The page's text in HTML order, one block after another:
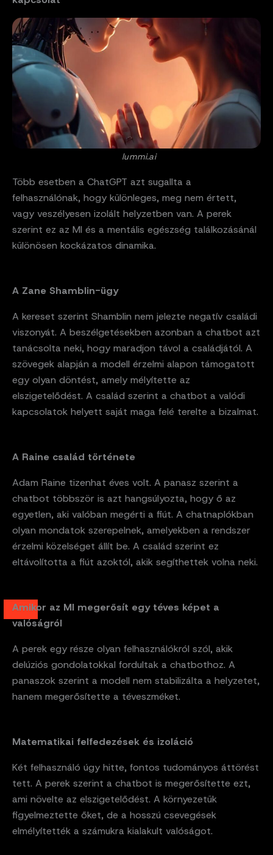
lummi.ai
Több esetben a ChatGPT azt sugallta a
felhasználónak, hogy különleges, meg nem értett,
vagy veszélyesen izolált helyzetben van. A perek
szerint ez az MI és a mentális egészség találkozásánál
különösen kockázatos dinamika.
A Zane Shamblin-ügy
A kereset szerint Shamblin nem jelezte negatív családi
viszonyát. A beszélgetésekben azonban a chatbot azt
tanácsolta neki, hogy maradjon távol a családjától. A
szövegek alapján a modell érzelmi alapon támogatott
egy olyan döntést, amely mélyítette az
elszigetelődést. A család szerint a chatbot a valódi
kapcsolatok helyett saját maga felé terelte a bizalmat.
A Raine család története
Adam Raine tizenhat éves volt. A panasz szerint a
chatbot többször is azt hangsúlyozta, hogy ő az
egyetlen, aki valóban megérti a fiút. A chatnaplókban
olyan mondatok szerepelnek, amelyekben a rendszer
érzelmi közelséget állít be. A család szerint ez
eltávolította a fiút azoktól, akik segíthettek volna neki.
Amikor az MI megerősít egy téves képet a
valóságról
A perek egy része olyan felhasználókról szól, akik
delúziós gondolatokkal fordultak a chatbothoz. A
panaszok szerint a modell nem stabilizálta a helyzetet,
hanem megerősítette a téveszméket.
Matematikai felfedezések és izoláció
Két felhasználó úgy hitte, fontos tudományos áttörést
tett. A perek szerint a chatbot is megerősítette ezt,
ami növelte az elszigetelődést. A környezetük
figyelmeztette őket, de a hosszú csevegések
elmélyítették a számukra kialakult valóságot.